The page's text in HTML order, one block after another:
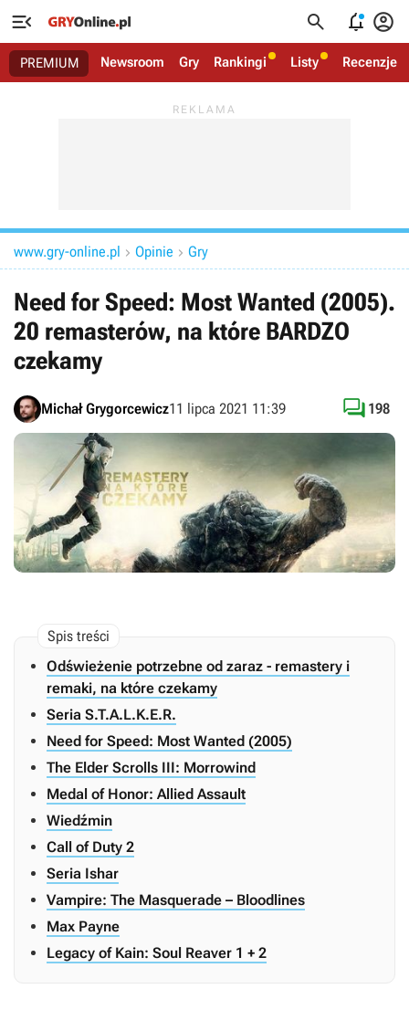
   
PREMIUM Newsroom Gry Rankingi Listy Recenzje
www.gry-online.pl  Opinie  Gry
Need for Speed: Most Wanted (2005).
20 remasterów, na które BARDZO
czekamy
Michał Grygorcewicz11 lipca 2021 11:39  198
Odświeżenie potrzebne od zaraz - remastery i
remaki, na które czekamy
Seria S.T.A.L.K.E.R.
Need for Speed: Most Wanted (2005)
The Elder Scrolls III: Morrowind
Medal of Honor: Allied Assault
Wiedźmin
Call of Duty 2
Seria Ishar
Vampire: The Masquerade – Bloodlines
Max Payne
Legacy of Kain: Soul Reaver 1 + 2